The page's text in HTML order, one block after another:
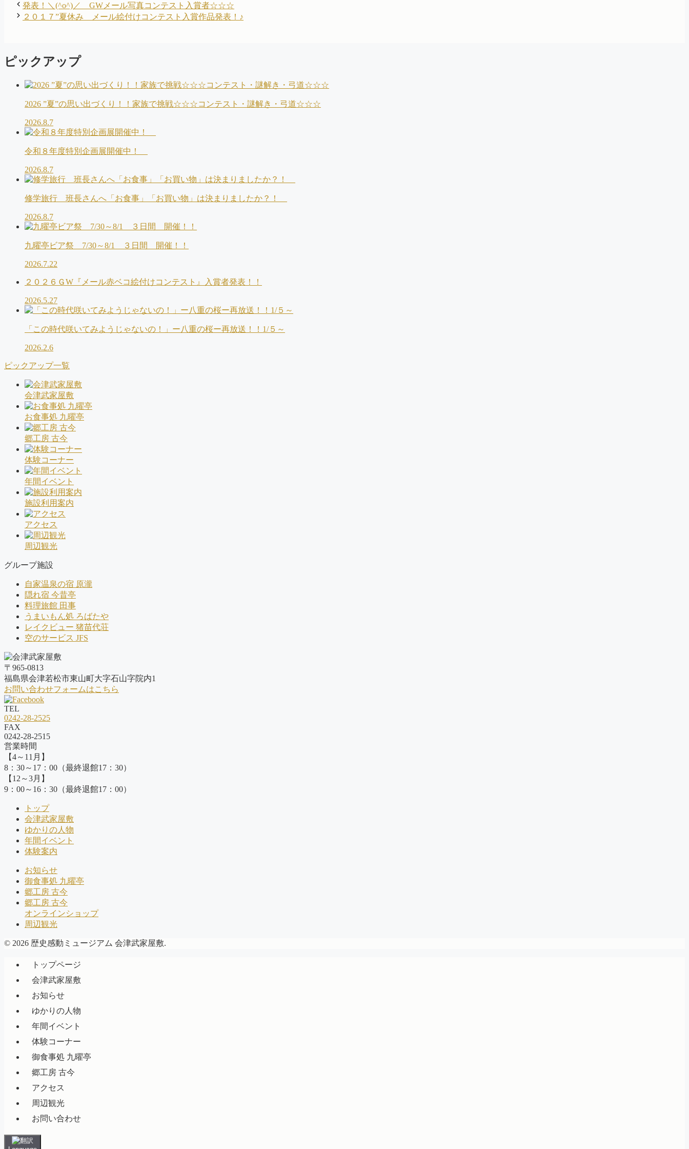
テ
ゴ
発表！＼(^o^)／ GWメール写真コンテスト入賞者☆☆☆
２０１７”夏休み メール絵付けコンテスト入賞作品発表！♪
ピックアップ
2026 ”夏”の思い出づくり！！家族で挑戦☆☆☆コンテスト・謎解き・弓道☆☆☆
2026.8.7
令和８年度特別企画展開催中！
2026.8.7
修学旅行 班長さんへ「お食事」「お買い物」は決まりましたか？！
2026.8.7
九曜亭ビア祭 7/30～8/1 ３日間 開催！！
2026.7.22
２０２６ＧW『メール赤ベコ絵付けコンテスト』入賞者発表！！
2026.5.27
「この時代咲いてみようじゃないの！」ー八重の桜ー再放送！！1/５～
2026.2.6
ピックアップ一覧
会津武家屋敷
お食事処 九曜亭
郷工房 古今
体験コーナー
年間イベント
施設利用案内
アクセス
周辺観光
グループ施設
自家温泉の宿 原瀧
隠れ宿 今昔亭
料理旅館 田事
うまいもん処 ろばたや
レイクビュー 猪苗代荘
空のサービス JFS
〒965-0813
福島県会津若松市東山町大字石山字院内1
お問い合わせフォームはこちら
TEL
0242-28-2525
FAX
0242-28-2515
営業時間
【4～11月】
8：30～17：00（最終退館17：30）
【12～3月】
9：00～16：30（最終退館17：00）
トップ
会津武家屋敷
ゆかりの人物
年間イベント
体験案内
お知らせ
御食事処 九曜亭
郷工房 古今
郷工房 古今
オンラインショップ
周辺観光
© 2026 歴史感動ミュージアム 会津武家屋敷.
トップページ
会津武家屋敷
お知らせ
ゆかりの人物
年間イベント
体験コーナー
御食事処 九曜亭
郷工房 古今
アクセス
周辺観光
お問い合わせ